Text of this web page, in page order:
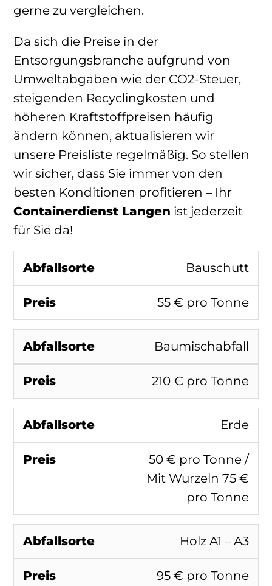
gerne zu vergleichen.
Da sich die Preise in der
Entsorgungsbranche aufgrund von
Umweltabgaben wie der CO2-Steuer,
steigenden Recyclingkosten und
höheren Kraftstoffpreisen häufig
ändern können, aktualisieren wir
unsere Preisliste regelmäßig. So stellen
wir sicher, dass Sie immer von den
besten Konditionen profitieren – Ihr
Containerdienst Langen ist jederzeit
für Sie da!
Bauschutt
55 € pro Tonne
Baumischabfall
210 € pro Tonne
Erde
50 € pro Tonne /
Mit Wurzeln 75 €
pro Tonne
Holz A1 – A3
95 € pro Tonne